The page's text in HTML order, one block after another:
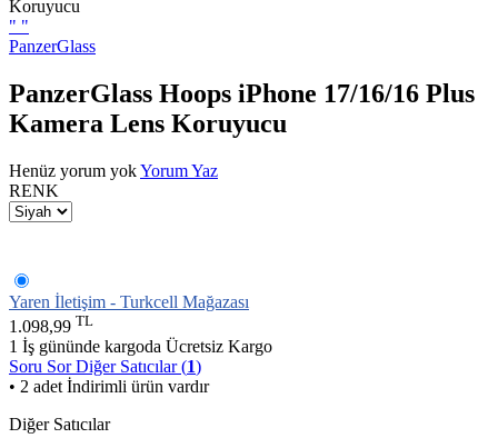
" "
PanzerGlass
PanzerGlass Hoops iPhone 17/16/16 Plus
Kamera Lens Koruyucu
Henüz yorum yokYorum Yaz
RENK
Yaren İletişim - Turkcell Mağazası
1.098,99 TL
1 İş gününde kargoda Ücretsiz Kargo
Soru SorDiğer Satıcılar (1)
• 2 adet İndirimli ürün vardır
Diğer Satıcılar